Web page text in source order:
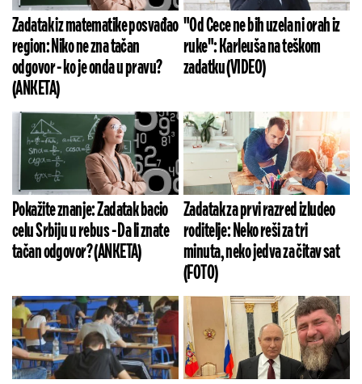
Zadatak iz matematike posvađao
region: Niko ne zna tačan
odgovor - ko je onda u pravu?
(ANKETA)
"Od Cece ne bih uzela ni orah iz
ruke": Karleuša na teškom
zadatku (VIDEO)
Pokažite znanje: Zadatak bacio
celu Srbiju u rebus - Da li znate
tačan odgovor? (ANKETA)
Zadatak za prvi razred izludeo
roditelje: Neko reši za tri
minuta, neko jedva za čitav sat
(FOTO)